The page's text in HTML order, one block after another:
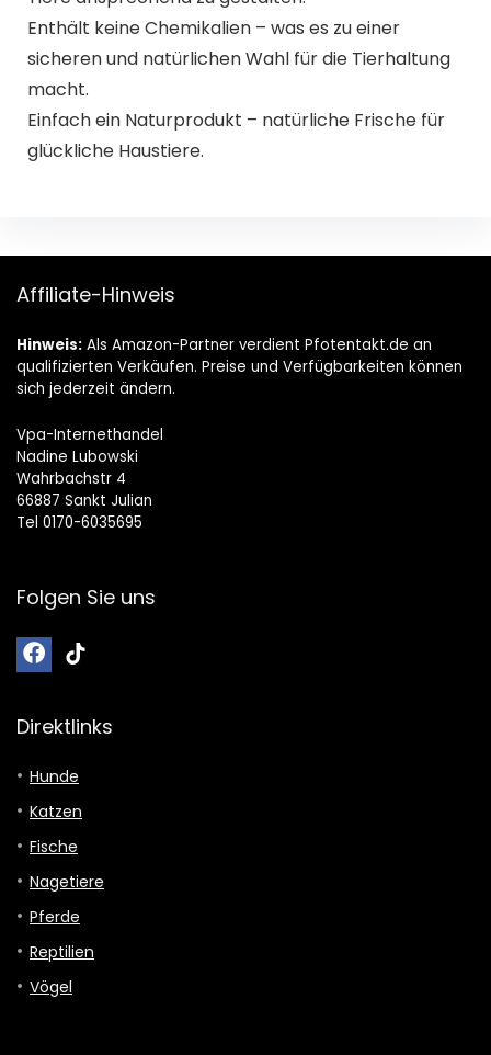
Enthält keine Chemikalien – was es zu einer
sicheren und natürlichen Wahl für die Tierhaltung
macht.
Einfach ein Naturprodukt – natürliche Frische für
glückliche Haustiere.
Affiliate-Hinweis
Hinweis: Als Amazon-Partner verdient Pfotentakt.de an
qualifizierten Verkäufen. Preise und Verfügbarkeiten können
sich jederzeit ändern.
Vpa-Internethandel
Nadine Lubowski
Wahrbachstr 4
66887 Sankt Julian
Tel 0170-6035695
Folgen Sie uns
Direktlinks
Hunde
Katzen
Fische
Nagetiere
Pferde
Reptilien
Vögel